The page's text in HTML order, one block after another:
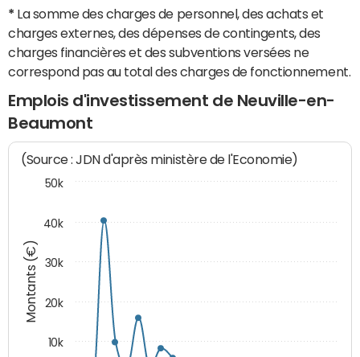
* La somme des charges de personnel, des achats et
charges externes, des dépenses de contingents, des
charges financières et des subventions versées ne
correspond pas au total des charges de fonctionnement.
Emplois d'investissement de Neuville-en-
Beaumont
Montants (€)
(Source : JDN d'après ministère de l'Economie)
10k
20k
30k
40k
50k